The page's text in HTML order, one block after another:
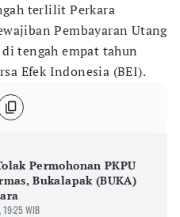
terlilit Perkara
Pembayaran Utang
tengah empat tahun
Efek Indonesia (BEI).
Permohonan PKPU
Bukalapak (BUKA)
19:25 WIB